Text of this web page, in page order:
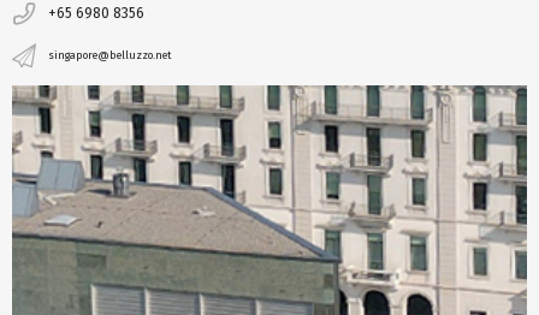
+65 6980 8356
singapore@belluzzo.net